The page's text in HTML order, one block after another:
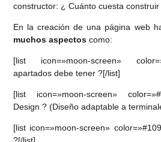
constructor: ¿ Cuánto cuesta
En la creación de una página web
muchos aspectos como:
[list icon=»moon-screen»
apartados debe tener ?[/list]
[list icon=»moon-screen»
Design ? (Diseño adaptable a
[list icon=»moon-screen»